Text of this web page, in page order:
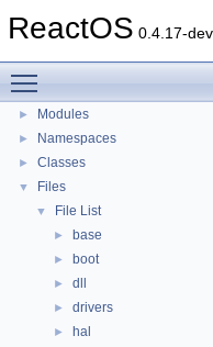
ReactOS 0.4.17-
BSD License
►
General Information
Todo List
► Modules
► Namespaces
► Classes
▼ Files
▼ File List
► base
► boot
► dll
► drivers
► hal